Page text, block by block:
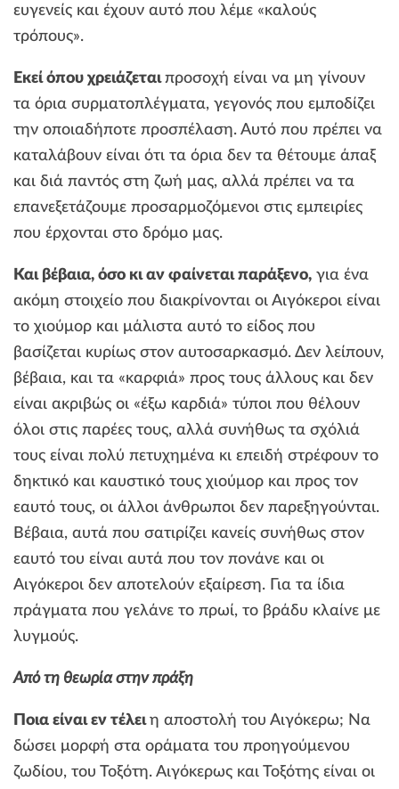
ευγενείς και έχουν αυτό που λέμε «καλούς
τρόπους».
Εκεί όπου χρειάζεταιπροσοχή είναι να μη γίνουν
τα όρια συρματοπλέγματα, γεγονός που εμποδίζει
την οποιαδήποτε προσπέλαση. Αυτό που πρέπει να
καταλάβουν είναι ότι τα όρια δεν τα θέτουμε άπαξ
και διά παντός στη ζωή μας, αλλά πρέπει να τα
επανεξετάζουμε προσαρμοζόμενοι στις εμπειρίες
που έρχονται στο δρόμο μας.
Και βέβαια, όσο κι αν φαίνεται παράξενο, για ένα
ακόμη στοιχείο που διακρίνονται οι Αιγόκεροι είναι
το χιούμορ και μάλιστα αυτό το είδος που
βασίζεται κυρίως στον αυτοσαρκασμό. Δεν λείπουν,
βέβαια, και τα «καρφιά» προς τους άλλους και δεν
είναι ακριβώς οι «έξω καρδιά» τύποι που θέλουν
όλοι στις παρέες τους, αλλά συνήθως τα σχόλιά
τους είναι πολύ πετυχημένα κι επειδή στρέφουν το
δηκτικό και καυστικό τους χιούμορ και προς τον
εαυτό τους, οι άλλοι άνθρωποι δεν παρεξηγούνται.
Βέβαια, αυτά που σατιρίζει κανείς συνήθως στον
εαυτό του είναι αυτά που τον πονάνε και οι
Αιγόκεροι δεν αποτελούν εξαίρεση. Για τα ίδια
πράγματα που γελάνε το πρωί, το βράδυ κλαίνε με
λυγμούς.
Από τη θεωρία στην πράξη
Ποια είναι εν τέλειη αποστολή του Αιγόκερω; Να
δώσει μορφή στα οράματα του προηγούμενου
ζωδίου, του Τοξότη. Αιγόκερως και Τοξότης είναι οι